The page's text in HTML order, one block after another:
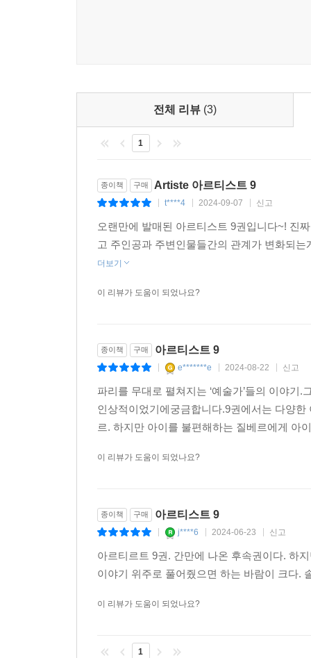
전체 리뷰 (3)
1
종이책 구매 Artiste 아르티스트 9
t****4 2024-09-07 신고
오랜만에 발매된 아르티스트 9권입니다~! 진
고 주인공과 주변인물들간의 관계가 변화되
더보기
이 리뷰가 도움이 되었나요?
종이책 구매 아르티스트 9
e*******e 2024-08-22 신고
파리를 무대로 펼쳐지는 ‘예술가’들의 이야
인상적이었기에궁금합니다.9권에서는 다양
르. 하지만 아이를 불편해하는 질베르에게 아
이 리뷰가 도움이 되었나요?
종이책 구매 아르티스트 9
j****6 2024-06-23 신고
아르티르트 9권. 간만에 나온 후속권이다. 하
이야기 위주로 풀어줬으면 하는 바람이 크다.
이 리뷰가 도움이 되었나요?
1